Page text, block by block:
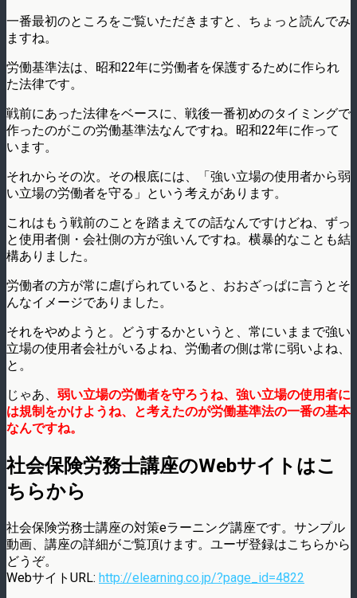
一番最初のところをご覧いただきますと、ちょっと読んでみ
ますね。
労働基準法は、昭和22年に労働者を保護するために作られ
た法律です。
戦前にあった法律をベースに、戦後一番初めのタイミングで
作ったのがこの労働基準法なんですね。昭和22年に作って
います。
それからその次。その根底には、「強い立場の使用者から弱
い立場の労働者を守る」という考えがあります。
これはもう戦前のことを踏まえての話なんですけどね、ずっ
と使用者側・会社側の方が強いんですね。横暴的なことも結
構ありました。
労働者の方が常に虐げられていると、おおざっぱに言うとそ
んなイメージでありました。
それをやめようと。どうするかというと、常にいままで強い
立場の使用者会社がいるよね、労働者の側は常に弱いよね、
と。
じゃあ、 弱い立場の労働者を守ろうね、強い立場の使用者に
は規制をかけようね、と考えたのが労働基準法の一番の基本
なんですね。
社会保険労務士講座のWebサイトはこ
ちらから
社会保険労務士講座の対策eラーニング講座です。サンプル
動画、講座の詳細がご覧頂けます。ユーザ登録はこちらから
どうぞ。
WebサイトURL: http://elearning.co.jp/?page_id=4822